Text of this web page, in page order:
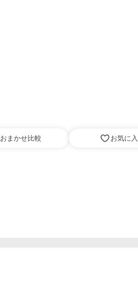
おまかせ比較 お気に